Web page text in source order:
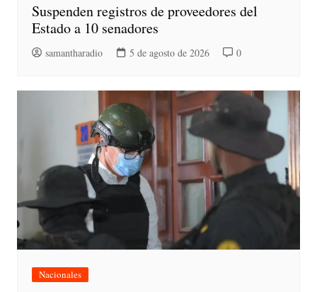
Suspenden registros de proveedores del
Estado a 10 senadores
samantharadio 5 de agosto de 2026 0
Nacionales